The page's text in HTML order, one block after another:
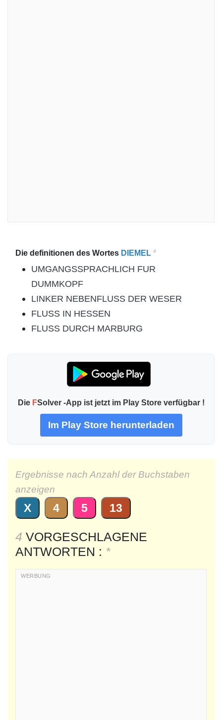
Die definitionen des Wortes DIEMEL 4
UMGANGSSPRACHLICH FUR
DUMMKOPF
LINKER NEBENFLUSS DER WESER
FLUSS IN HESSEN
FLUSS DURCH MARBURG
Die FSolver -App ist jetzt im Play Store verfügbar !
Im Play Store herunterladen
Ergebnisse nach Anzahl der Buchstaben
anzeigen
X 4 5 13
4 VORGESCHLAGENE
ANTWORTEN : *